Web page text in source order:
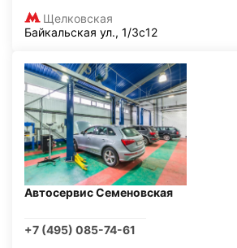
Щелковская
Байкальская ул., 1/3с12
Автосервис Семеновская
+7 (495) 085-74-61